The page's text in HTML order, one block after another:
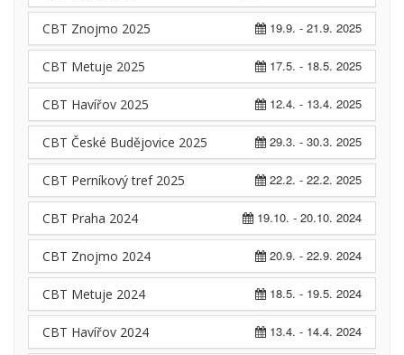
19.9. - 21.9. 2025
CBT Znojmo 2025
17.5. - 18.5. 2025
CBT Metuje 2025
12.4. - 13.4. 2025
CBT Havířov 2025
29.3. - 30.3. 2025
CBT České Budějovice 2025
22.2. - 22.2. 2025
CBT Perníkový tref 2025
19.10. - 20.10. 2024
CBT Praha 2024
20.9. - 22.9. 2024
CBT Znojmo 2024
18.5. - 19.5. 2024
CBT Metuje 2024
13.4. - 14.4. 2024
CBT Havířov 2024